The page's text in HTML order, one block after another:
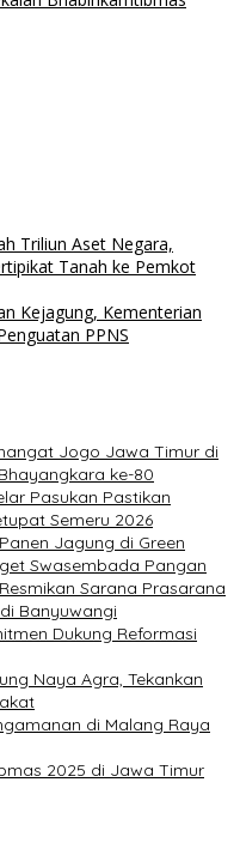
Triliun Aset Negara,
Tanah ke Pemkot
Kejagung, Kementerian
PPNS
Jogo Jawa Timur di
ke-80
Pasukan Pastikan
Semeru 2026
Jagung di Green
Swasembada Pangan
Sarana Prasarana
Banyuwangi
Dukung Reformasi
Naya Agra, Tekankan
di Malang Raya
2025 di Jawa Timur